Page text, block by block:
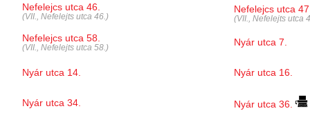
Nefelejcs utca 46.
(VII., Nefelejts utca 46.)
Nefelejcs utca
(VII., Nefelejts utca
Nefelejcs utca 58.
(VII., Nefelejts utca 58.) Nyár utca 7.
Nyár utca 14. Nyár utca 16.
Nyár utca 34. Nyár utca 36.